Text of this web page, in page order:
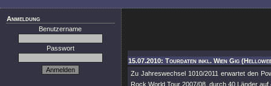
Anmeldung
Benutzername
Passwort
15.07.2010: Tourdaten inkl. Wien Gig
Zu Jahreswechsel 1010/2011 erwartet den
Rock World Tour 2007/08, durch 40 Länder